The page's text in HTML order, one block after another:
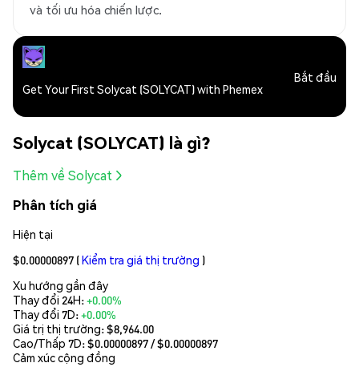
và tối ưu hóa chiến lược.
Get Your First Solycat (SOLYCAT) with Phemex
Bắt đầu
Solycat (SOLYCAT) là gì?
Thêm về Solycat
Phân tích giá
Hiện tại
$0.00000897 (Kiểm tra giá thị trường )
Xu hướng gần đây
Thay đổi 24H:+0.00%
Thay đổi 7D:+0.00%
Giá trị thị trường:$8,964.00
Cao/Thấp 7D: $0.00000897/ $0.00000897
Cảm xúc cộng đồng